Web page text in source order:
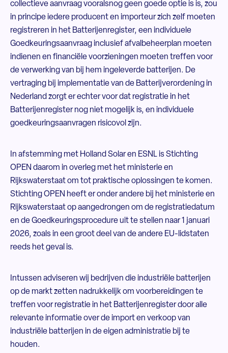
collectieve aanvraag vooralsnog geen goede optie is is, zou
in principe iedere producent en importeur zich zelf moeten
registreren in het Batterijenregister, een individuele
Goedkeuringsaanvraag inclusief afvalbeheerplan moeten
indienen en financiële voorzieningen moeten treffen voor
de verwerking van bij hem ingeleverde batterijen. De
vertraging bij implementatie van de Batterijverordening in
Nederland zorgt er echter voor dat registratie in het
Batterijenregister nog niet mogelijk is, en individuele
goedkeuringsaanvragen risicovol zijn.
In afstemming met Holland Solar en ESNL is Stichting
OPEN daarom in overleg met het ministerie en
Rijkswaterstaat om tot praktische oplossingen te komen.
Stichting OPEN heeft er onder andere bij het ministerie en
Rijkswaterstaat op aangedrongen om de registratiedatum
en de Goedkeuringsprocedure uit te stellen naar 1 januari
2026, zoals in een groot deel van de andere EU-lidstaten
reeds het geval is.
Intussen adviseren wij bedrijven die industriële batterijen
op de markt zetten nadrukkelijk om voorbereidingen te
treffen voor registratie in het Batterijenregister door alle
relevante informatie over de import en verkoop van
industriële batterijen in de eigen administratie bij te
houden.